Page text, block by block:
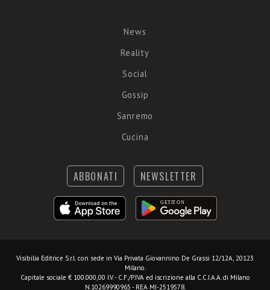
News
Reality
Social
Gossip
Sanremo
Cucina
ABBONATI NEWSLETTER
Visibilia Editrice S.r.l. con sede in Via Privata Giovannino De Grassi 12/12A, 20123
Milano.
Capitale sociale € 100.000,00 I.V. - C.F./P.IVA ed iscrizione alla C.C.I.A.A. di Milano
N.10269990965 - REA MI-2519578.